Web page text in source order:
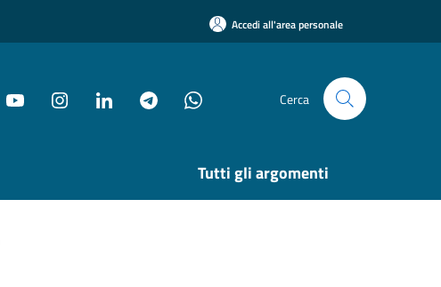
Accedi all'area personale
Cerca
Tutti gli argomenti